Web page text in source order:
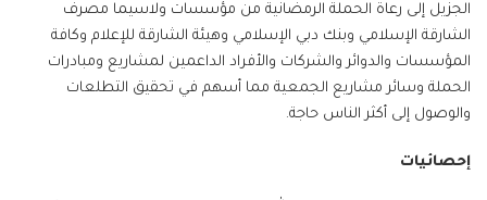
الجزيل إلى رعاة الحملة الرمضانية من مؤسسات ولاسيما مصرف
الشارقة الإسلامي وبنك دبي الإسلامي وهيئة الشارقة للإعلام وكافة
المؤسسات والدوائر والشركات والأفراد الداعمين لمشاريع ومبادرات
الحملة وسائر مشاريع الجمعية مما أسهم في تحقيق التطلعات
والوصول إلى أكثر الناس حاجة.
إحصائيات